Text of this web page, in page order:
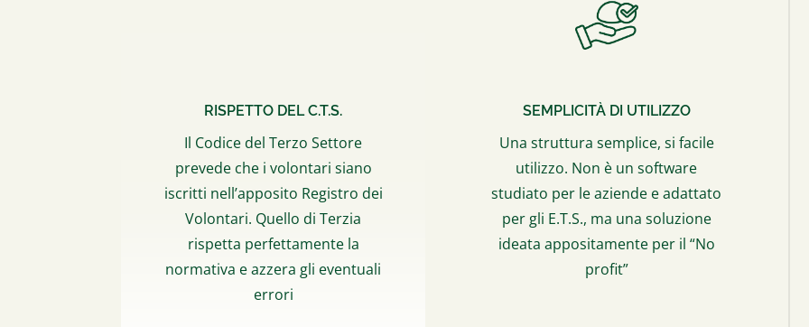
RISPETTO DEL C.T.S.
Il Codice del Terzo Settore
prevede che i volontari siano
iscritti nell’apposito Registro dei
Volontari. Quello di Terzia
rispetta perfettamente la
normativa e azzera gli eventuali
errori
SEMPLICITÀ DI UTILIZZO
Una struttura semplice, si facile
utilizzo. Non è un software
studiato per le aziende e adattato
per gli E.T.S., ma una soluzione
ideata appositamente per il “No
profit”